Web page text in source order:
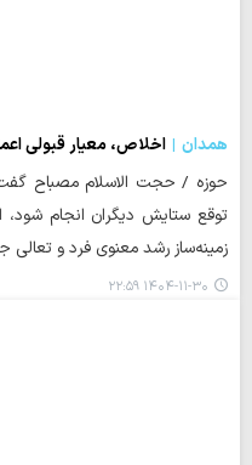
همدان
اخلاص، معیار قبولی
حوزه / حجت الاسلام مصباح گفت:
توقع ستایش دیگران انجام شود،
زمینه‌ساز رشد معنوی فرد و تعالی
۱۴۰۴-۱۱-۳۰ ۲۲:۵۹